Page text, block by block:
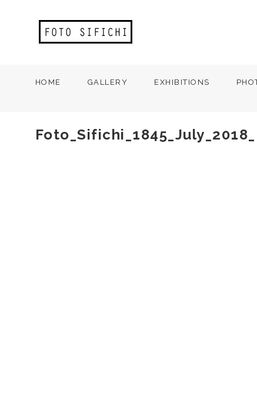
HOME GALLERY EXHIBITIONS